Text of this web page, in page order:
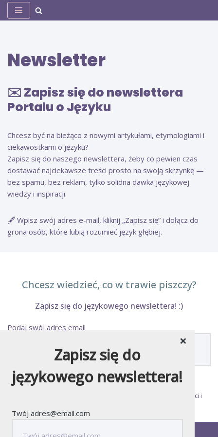
Newsletter
✉️ Zapisz się do newslettera
Portalu o Języku
Chcesz być na bieżąco z nowymi artykułami, etymologiami i
ciekawostkami o języku?
Zapisz się do naszego newslettera, żeby co pewien czas
dostawać najciekawsze treści prosto na swoją skrzynkę —
bez spamu, bez reklam, tylko solidna dawka językowej
wiedzy i inspiracji.
🖋️ Wpisz swój adres e-mail, kliknij „Zapisz się” i dołącz do
grona osób, które lubią rozumieć język głębiej.
Chcesz wiedzieć, co w trawie piszczy?
Zapisz się do językowego newslettera! :)
Podaj swój adres email
Politykę Prywatności i
kontakt media redakcja
Zapisz się do
językowego newslettera!
Twój adres@email.com
×